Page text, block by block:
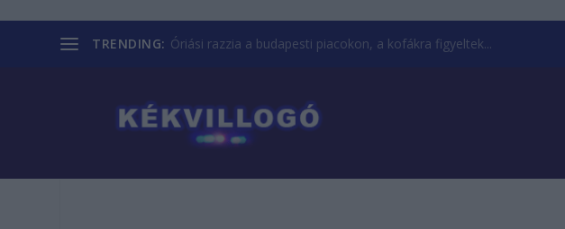
TRENDING: Óriási razzia a budapesti piacokon, a kofákra figyeltek...